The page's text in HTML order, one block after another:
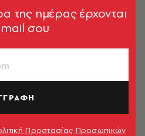
της ημέρας έρχονται
σου
Προστασίας Προσωπικών